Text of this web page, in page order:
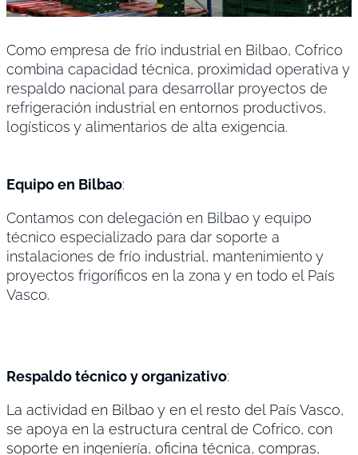
Como empresa de frío industrial en Bilbao, Cofrico
combina capacidad técnica, proximidad operativa y
respaldo nacional para desarrollar proyectos de
refrigeración industrial en entornos productivos,
logísticos y alimentarios de alta exigencia.
Equipo en Bilbao:
Contamos con delegación en Bilbao y equipo
técnico especializado para dar soporte a
instalaciones de frío industrial, mantenimiento y
proyectos frigoríficos en la zona y en todo el País
Vasco.
Respaldo técnico y organizativo:
La actividad en Bilbao y en el resto del País Vasco,
se apoya en la estructura central de Cofrico, con
soporte en ingeniería, oficina técnica, compras,